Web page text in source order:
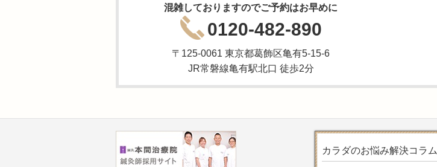
混雑しておりますのでご予約はお早めに
0120-482-890
〒125-0061 東京都葛飾区亀有5-15-6
JR常磐線亀有駅北口 徒歩2分
カラダのお悩み解決コラム